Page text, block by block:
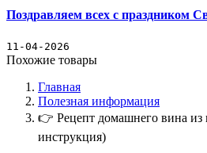
☎️ Контакты
Новости
Поздравляем всех с праздником
11-04-2026
Похожие товары
Главная
Полезная информация
👉 Рецепт домашнего вина из
инструкция)